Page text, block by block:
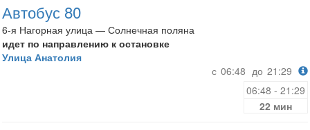
Автобус 80
6-я Нагорная улица — Солнечная поляна
идет по направлению к остановке
Улица Анатолия
с 06:48 до 21:29
06:48 - 21:29
22 мин